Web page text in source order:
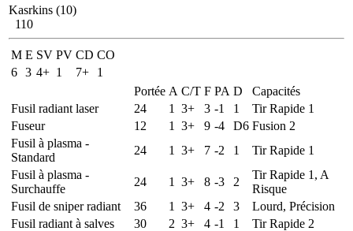
Kasrkins (10)
110
M E SV PV CD CO
6 3 4+ 1 7+
1
Portée A C/T F PA D
Capacités
Fusil radiant laser
24 1 3+ 3 -1 1
Tir Rapide 1
Fuseur
12 1 3+ 9 -4 D6 Fusion 2
Fusil à plasma -
Standard
24 1 3+ 7 -2 1
Tir Rapide 1
Fusil à plasma -
Surchauffe
24 1 3+ 8 -3 2
Tir Rapide 1, A
Risque
Fusil de sniper radiant
36 1 3+ 4 -2 3
Lourd, Précision
Fusil radiant à salves
30 2 3+ 4 -1 1
Tir Rapide 2